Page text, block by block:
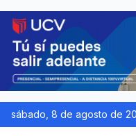
sábado, 8 de agosto de